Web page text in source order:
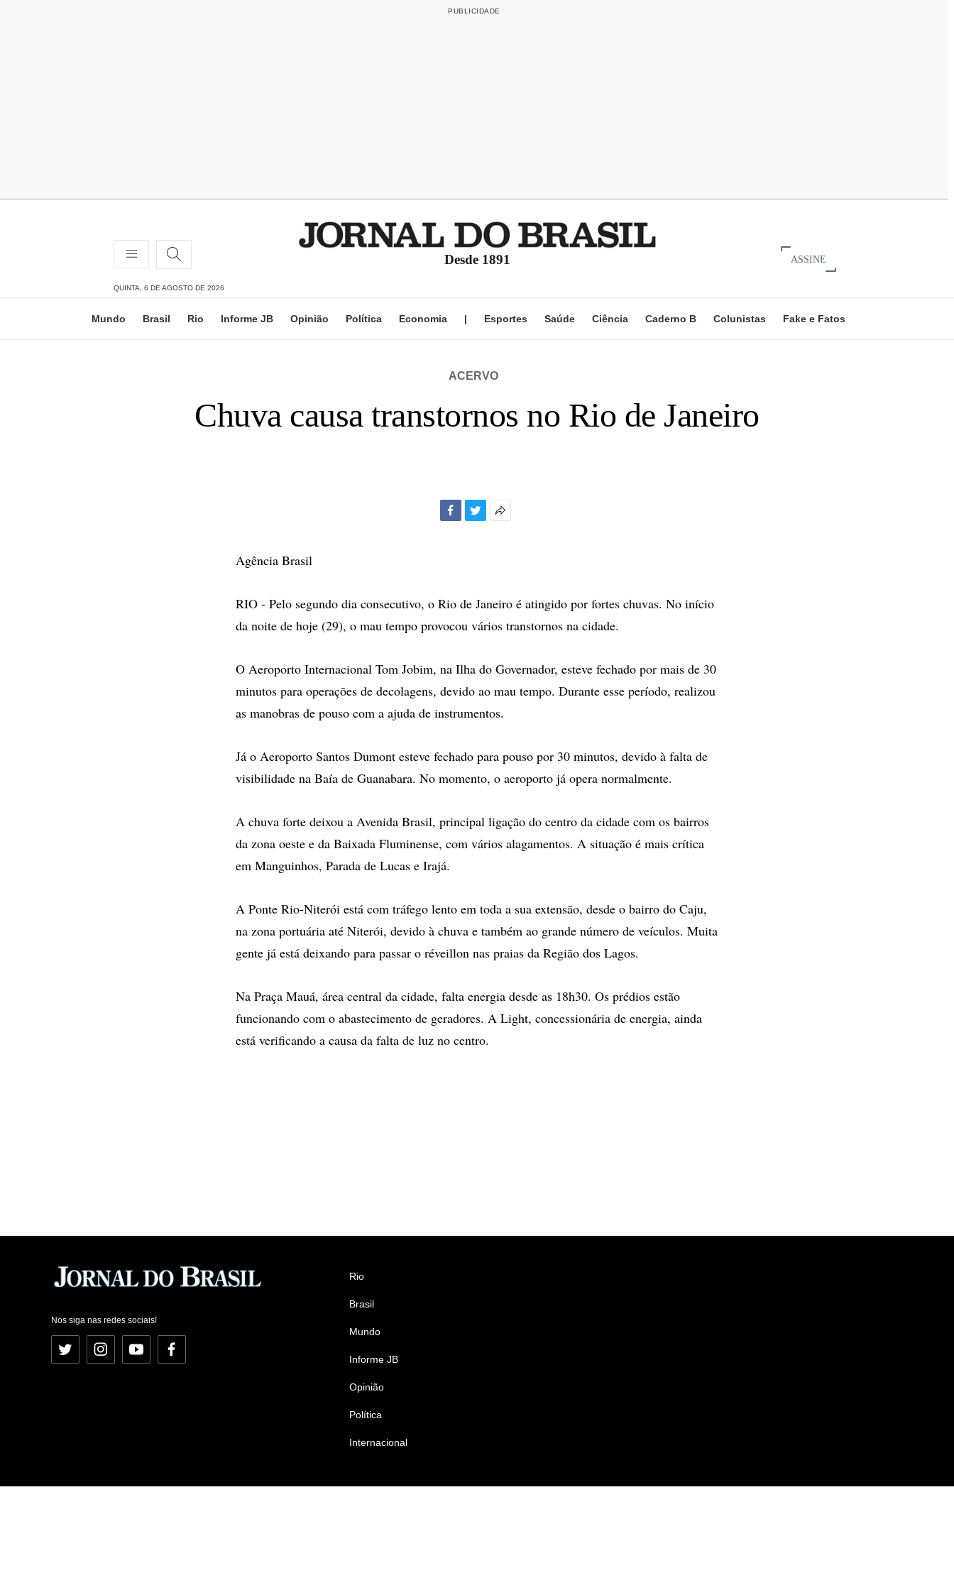
Desde 1891 ASSINE
QUINTA, 6 DE AGOSTO DE 2026
Mundo Brasil Rio Informe JB Opinião Política Economia | Esportes Saúde Ciência Caderno B Colunistas Fake e Fatos
ACERVO
Chuva causa transtornos no Rio de Janeiro
Agência Brasil
RIO - Pelo segundo dia consecutivo, o Rio de Janeiro é atingido por fortes chuvas. No início
da noite de hoje (29), o mau tempo provocou vários transtornos na cidade.
O Aeroporto Internacional Tom Jobim, na Ilha do Governador, esteve fechado por mais de 30
minutos para operações de decolagens, devido ao mau tempo. Durante esse período, realizou
as manobras de pouso com a ajuda de instrumentos.
Já o Aeroporto Santos Dumont esteve fechado para pouso por 30 minutos, devido à falta de
visibilidade na Baía de Guanabara. No momento, o aeroporto já opera normalmente.
A chuva forte deixou a Avenida Brasil, principal ligação do centro da cidade com os bairros
da zona oeste e da Baixada Fluminense, com vários alagamentos. A situação é mais crítica
em Manguinhos, Parada de Lucas e Irajá.
A Ponte Rio-Niterói está com tráfego lento em toda a sua extensão, desde o bairro do Caju,
na zona portuária até Niterói, devido à chuva e também ao grande número de veículos. Muita
gente já está deixando para passar o réveillon nas praias da Região dos Lagos.
Na Praça Mauá, área central da cidade, falta energia desde as 18h30. Os prédios estão
funcionando com o abastecimento de geradores. A Light, concessionária de energia, ainda
está verificando a causa da falta de luz no centro.
Nos siga nas redes sociais!
Twitter InstagramYouTubeFacebook
Rio
Brasil
Mundo
Informe JB
Opinião
Política
Internacional